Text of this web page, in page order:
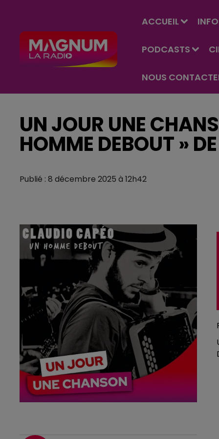
ACCUEIL
PODCASTS
NOUS
UN JOUR UNE
HOMME DEBOUT »
Publié : 8 décembre 2025 à 12h42